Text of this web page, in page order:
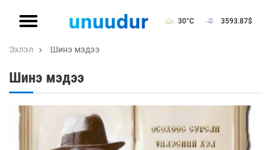
30°C 3593.87$
Эхлэл Шинэ мэдээ
Шинэ мэдээ